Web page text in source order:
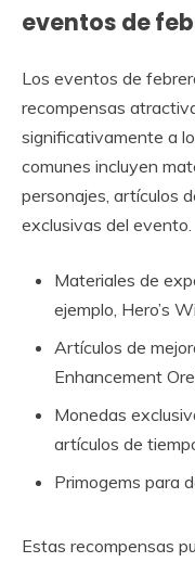
eventos de
Los eventos de
recompensas
significativamente a
comunes incluyen
personajes, artículos
exclusivas del evento.
Materiales de
ejemplo, Hero’s
Artículos de
Enhancement
Monedas
artículos de
Primogems para
Estas recompensas